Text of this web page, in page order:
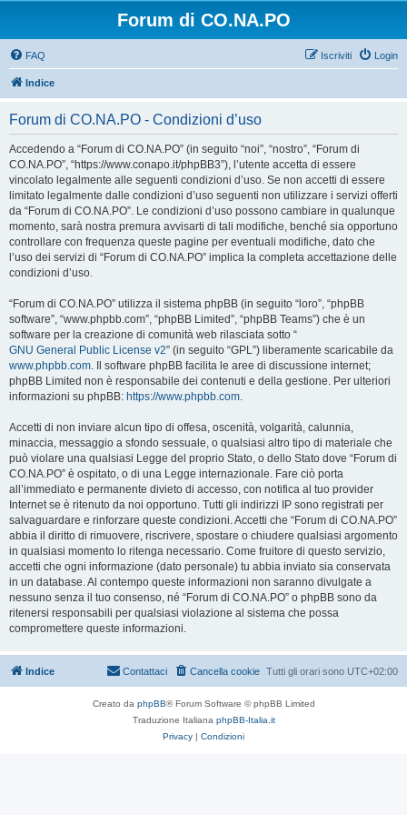
Forum di CO.NA.PO
FAQ Login
Iscriviti
Indice
Forum di CO.NA.PO - Condizioni d’uso
Accedendo a “Forum di CO.NA.PO” (in seguito “noi”, “nostro”, “Forum di
CO.NA.PO”, “https://www.conapo.it/phpBB3”), l’utente accetta di essere
vincolato legalmente alle seguenti condizioni d’uso. Se non accetti di essere
limitato legalmente dalle condizioni d’uso seguenti non utilizzare i servizi offerti
da “Forum di CO.NA.PO”. Le condizioni d’uso possono cambiare in qualunque
momento, sarà nostra premura avvisarti di tali modifiche, benché sia opportuno
controllare con frequenza queste pagine per eventuali modifiche, dato che
l’uso dei servizi di “Forum di CO.NA.PO” implica la completa accettazione delle
condizioni d’uso.
“Forum di CO.NA.PO” utilizza il sistema phpBB (in seguito “loro”, “phpBB
software”, “www.phpbb.com”, “phpBB Limited”, “phpBB Teams”) che è un
software per la creazione di comunità web rilasciata sotto “
GNU General Public License v2” (in seguito “GPL”) liberamente scaricabile da
www.phpbb.com. Il software phpBB facilita le aree di discussione internet;
phpBB Limited non è responsabile dei contenuti e della gestione. Per ulteriori
informazioni su phpBB: https://www.phpbb.com.
Accetti di non inviare alcun tipo di offesa, oscenità, volgarità, calunnia,
minaccia, messaggio a sfondo sessuale, o qualsiasi altro tipo di materiale che
può violare una qualsiasi Legge del proprio Stato, o dello Stato dove “Forum di
CO.NA.PO” è ospitato, o di una Legge internazionale. Fare ciò porta
all’immediato e permanente divieto di accesso, con notifica al tuo provider
Internet se è ritenuto da noi opportuno. Tutti gli indirizzi IP sono registrati per
salvaguardare e rinforzare queste condizioni. Accetti che “Forum di CO.NA.PO”
abbia il diritto di rimuovere, riscrivere, spostare o chiudere qualsiasi argomento
in qualsiasi momento lo ritenga necessario. Come fruitore di questo servizio,
accetti che ogni informazione (dato personale) tu abbia inviato sia conservata
in un database. Al contempo queste informazioni non saranno divulgate a
nessuno senza il tuo consenso, né “Forum di CO.NA.PO” o phpBB sono da
ritenersi responsabili per qualsiasi violazione al sistema che possa
compromettere queste informazioni.
Indice Tutti gli orari sono UTC+02:00
Cancella cookie
Contattaci
Creato da phpBB® Forum Software © phpBB Limited
Traduzione Italiana phpBB-Italia.it
Privacy | Condizioni